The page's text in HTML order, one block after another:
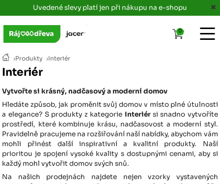
Uvedené slevy platí jen při nákupu na e-shopu
›Produkty ›Interiér
Interiér
Vytvořte si krásný, nadčasový a moderní domov
Hledáte způsob, jak proměnit svůj domov v místo plné útulnosti
a elegance? S produkty z kategorie Interiérsi snadno vytvoříte
prostředí, které kombinuje krásu, nadčasovost a moderní styl.
Pravidelně pracujeme na rozšiřování naší nabídky, abychom vám
mohli přinést další inspirativní a kvalitní produkty. Naší
prioritou je spojení vysoké kvality s dostupnými cenami, aby si
každý mohl vytvořit domov svých snů.
Na našich prodejnách najdete nejen vzorky vystavených
0